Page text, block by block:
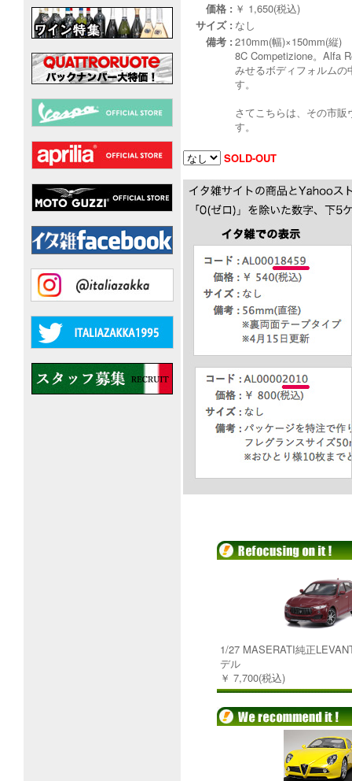
価格 : ￥ 1,650(税込)
サイズ : なし
備考 : 210mm(幅)×150mm(縦)
8C Competizione。Alfa
みせるボディフォルム
す。
さてこちらは、その市
す。
SOLD-OUT
1/27 MASERATI純正
デル
￥ 7,700(税込)